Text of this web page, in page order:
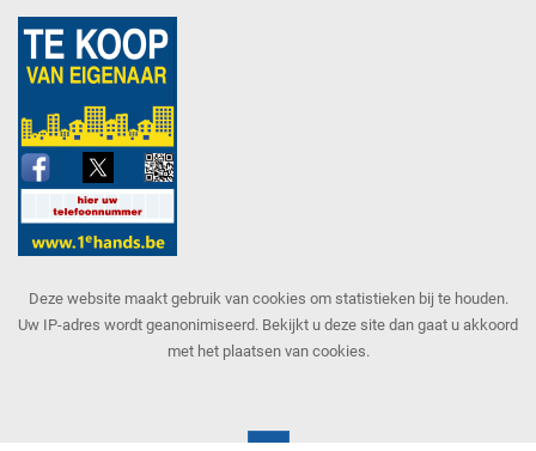
Deze website maakt gebruik van cookies om statistieken bij te houden.
Uw IP-adres wordt geanonimiseerd. Bekijkt u deze site dan gaat u akkoord
met het plaatsen van cookies.